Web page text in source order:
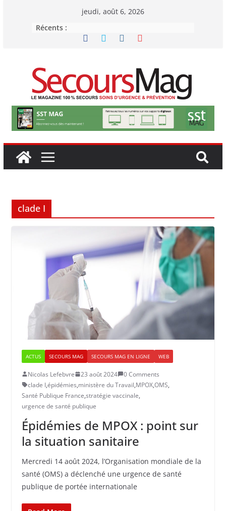
jeudi, août 6, 2026
Récents :
clade I
ACTUS SECOURS MAG SECOURS MAG EN LIGNE WEB
Nicolas Lefebvre 23 août 2024
0 Comments
clade I,épidémies,ministère du Travail,MPOX,OMS,
Santé Publique France,stratégie vaccinale,
urgence de santé publique
Épidémies de MPOX : point sur
la situation sanitaire
Mercredi 14 août 2024, l’Organisation mondiale de la
santé (OMS) a déclenché une urgence de santé
publique de portée internationale